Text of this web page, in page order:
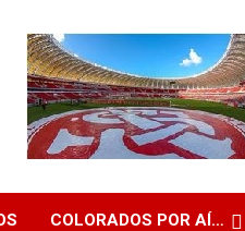
COLORADOS POR AÍ…